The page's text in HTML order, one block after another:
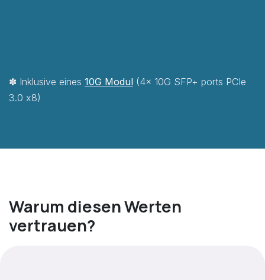
✽ Inklusive eines 10G M​odul (4x 10G SFP+ ports PCIe
3.0 x8)
Warum diesen Werten
vertrauen?